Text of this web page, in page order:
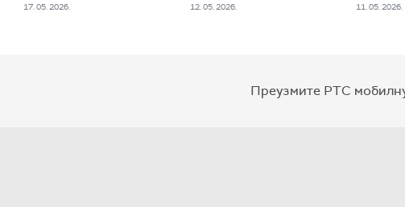
17. 05. 2026. 12. 05. 2026. 11. 05. 2026.
Преузмите РТС